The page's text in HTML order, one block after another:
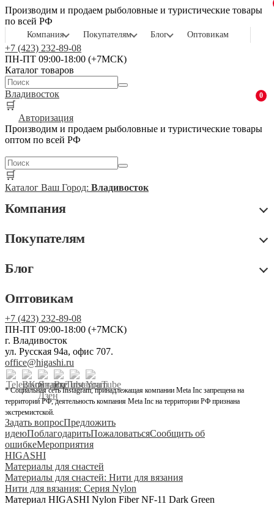
Производим и продаем рыболовные и туристические товары
по всей РФ
Компания Покупателям Блог Оптовикам
+7 (423) 232-89-08
ПН-ПТ 09:00-18:00 (+7МСК)
Каталог товаров
Владивосток
🛒
0
Авторизация
Производим и продаем рыболовные и туристические товары
оптом по всей РФ
🛒
Каталог Ваш Город: Владивосток
Компания
Покупателям
Блог
Оптовикам
+7 (423) 232-89-08
ПН-ПТ 09:00-18:00 (+7МСК)
г. Владивосток
ул. Русская 94а, офис 707.
office@higashi.ru
* Социальная сеть Instagram, принадлежащая компании Meta Inc запрещена на
территории РФ, деятельность компания Meta Inc на территории РФ признана
экстремистской.
Задать вопросПредложить
идеюПоблагодаритьПожаловатьсяСообщить об
ошибкеМероприятия
HIGASHI
Материалы для снастей
Материалы для снастей: Нити для вязания
Нити для вязания: Серия Nylon
Материал HIGASHI Nylon Fiber NF-11 Dark Green